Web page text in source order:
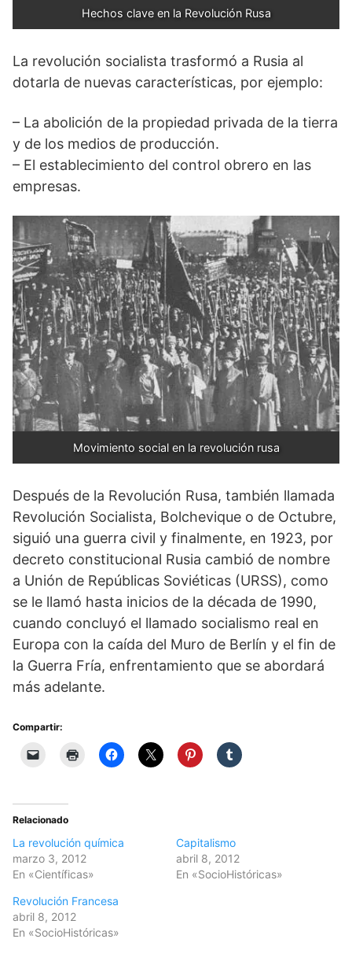
Hechos clave en la Revolución Rusa
La revolución socialista trasformó a Rusia al
dotarla de nuevas características, por ejemplo:
– La abolición de la propiedad privada de la tierra
y de los medios de producción.
– El establecimiento del control obrero en las
empresas.
Movimiento social en la revolución rusa
Después de la Revolución Rusa, también llamada
Revolución Socialista, Bolchevique o de Octubre,
siguió una guerra civil y finalmente, en 1923, por
decreto constitucional Rusia cambió de nombre
a Unión de Repúblicas Soviéticas (URSS), como
se le llamó hasta inicios de la década de 1990,
cuando concluyó el llamado socialismo real en
Europa con la caída del Muro de Berlín y el fin de
la Guerra Fría, enfrentamiento que se abordará
más adelante.
Compartir:
Relacionado
La revolución química
marzo 3, 2012
En «Científicas»
Capitalismo
abril 8, 2012
En «SocioHistóricas»
Revolución Francesa
abril 8, 2012
En «SocioHistóricas»